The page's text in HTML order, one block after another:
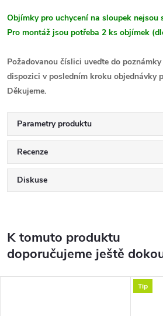
Objímky pro uchycení na sloupek nejsou
Pro montáž jsou potřeba 2 ks objímek
Požadovanou číslici uveďte do
dispozici v posledním kroku objednávky
Děkujeme.
Parametry produktu
Recenze
Diskuse
K tomuto produktu
doporučujeme ještě
Tip